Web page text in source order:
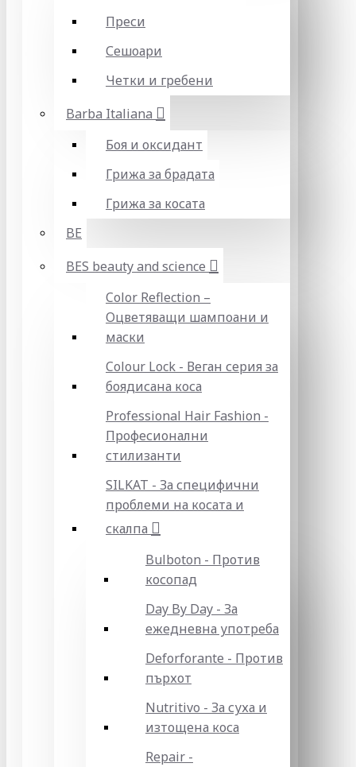
Преси
Сешоари
Четки и гребени
Barba Italiana
Боя и оксидант
Грижа за брадата
Грижа за косата
BE
BES beauty and science
Color Reflection –
Оцветяващи шампоани и
маски
Colour Lock - Веган серия за
боядисана коса
Professional Hair Fashion -
Професионални
стилизанти
SILKAT - За специфични
проблеми на косата и
скалпа
Bulboton - Против
косопад
Day By Day - За
ежедневна употреба
Deforforante - Против
пърхот
Nutritivo - За суха и
изтощена коса
Repair -